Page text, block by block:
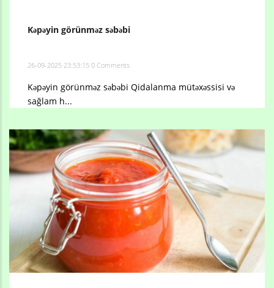
Kəpəyin görünməz səbəbi
26-09-2025 23:53:15 0 Comments
Kəpəyin görünməz səbəbi Qidalanma mütəxəssisi və
sağlam h...